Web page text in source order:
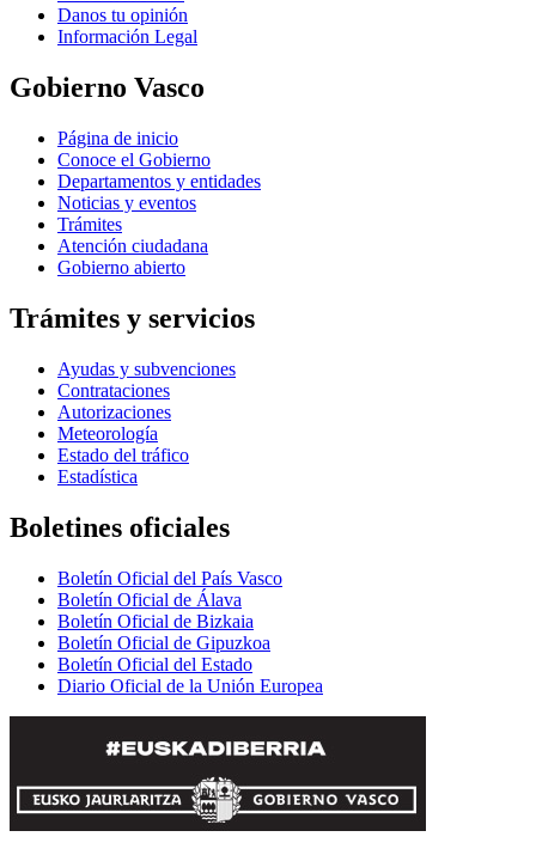
Danos tu opinión
Información Legal
Gobierno Vasco
Página de inicio
Conoce el Gobierno
Departamentos y entidades
Noticias y eventos
Trámites
Atención ciudadana
Gobierno abierto
Trámites y servicios
Ayudas y subvenciones
Contrataciones
Autorizaciones
Meteorología
Estado del tráfico
Estadística
Boletines oficiales
Boletín Oficial del País Vasco
Boletín Oficial de Álava
Boletín Oficial de Bizkaia
Boletín Oficial de Gipuzkoa
Boletín Oficial del Estado
Diario Oficial de la Unión Europea